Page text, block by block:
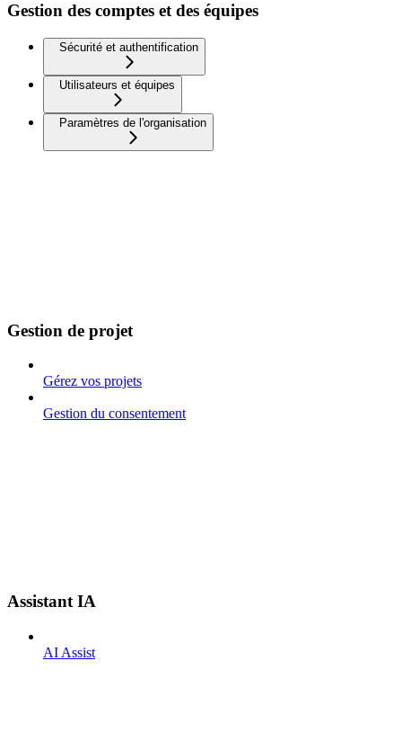
Gestion des comptes et des équipes
Sécurité et authentification
Utilisateurs et équipes
Paramètres de l'organisation
Gestion de projet
Gérez vos projets
Gestion du consentement
Assistant IA
AI Assist